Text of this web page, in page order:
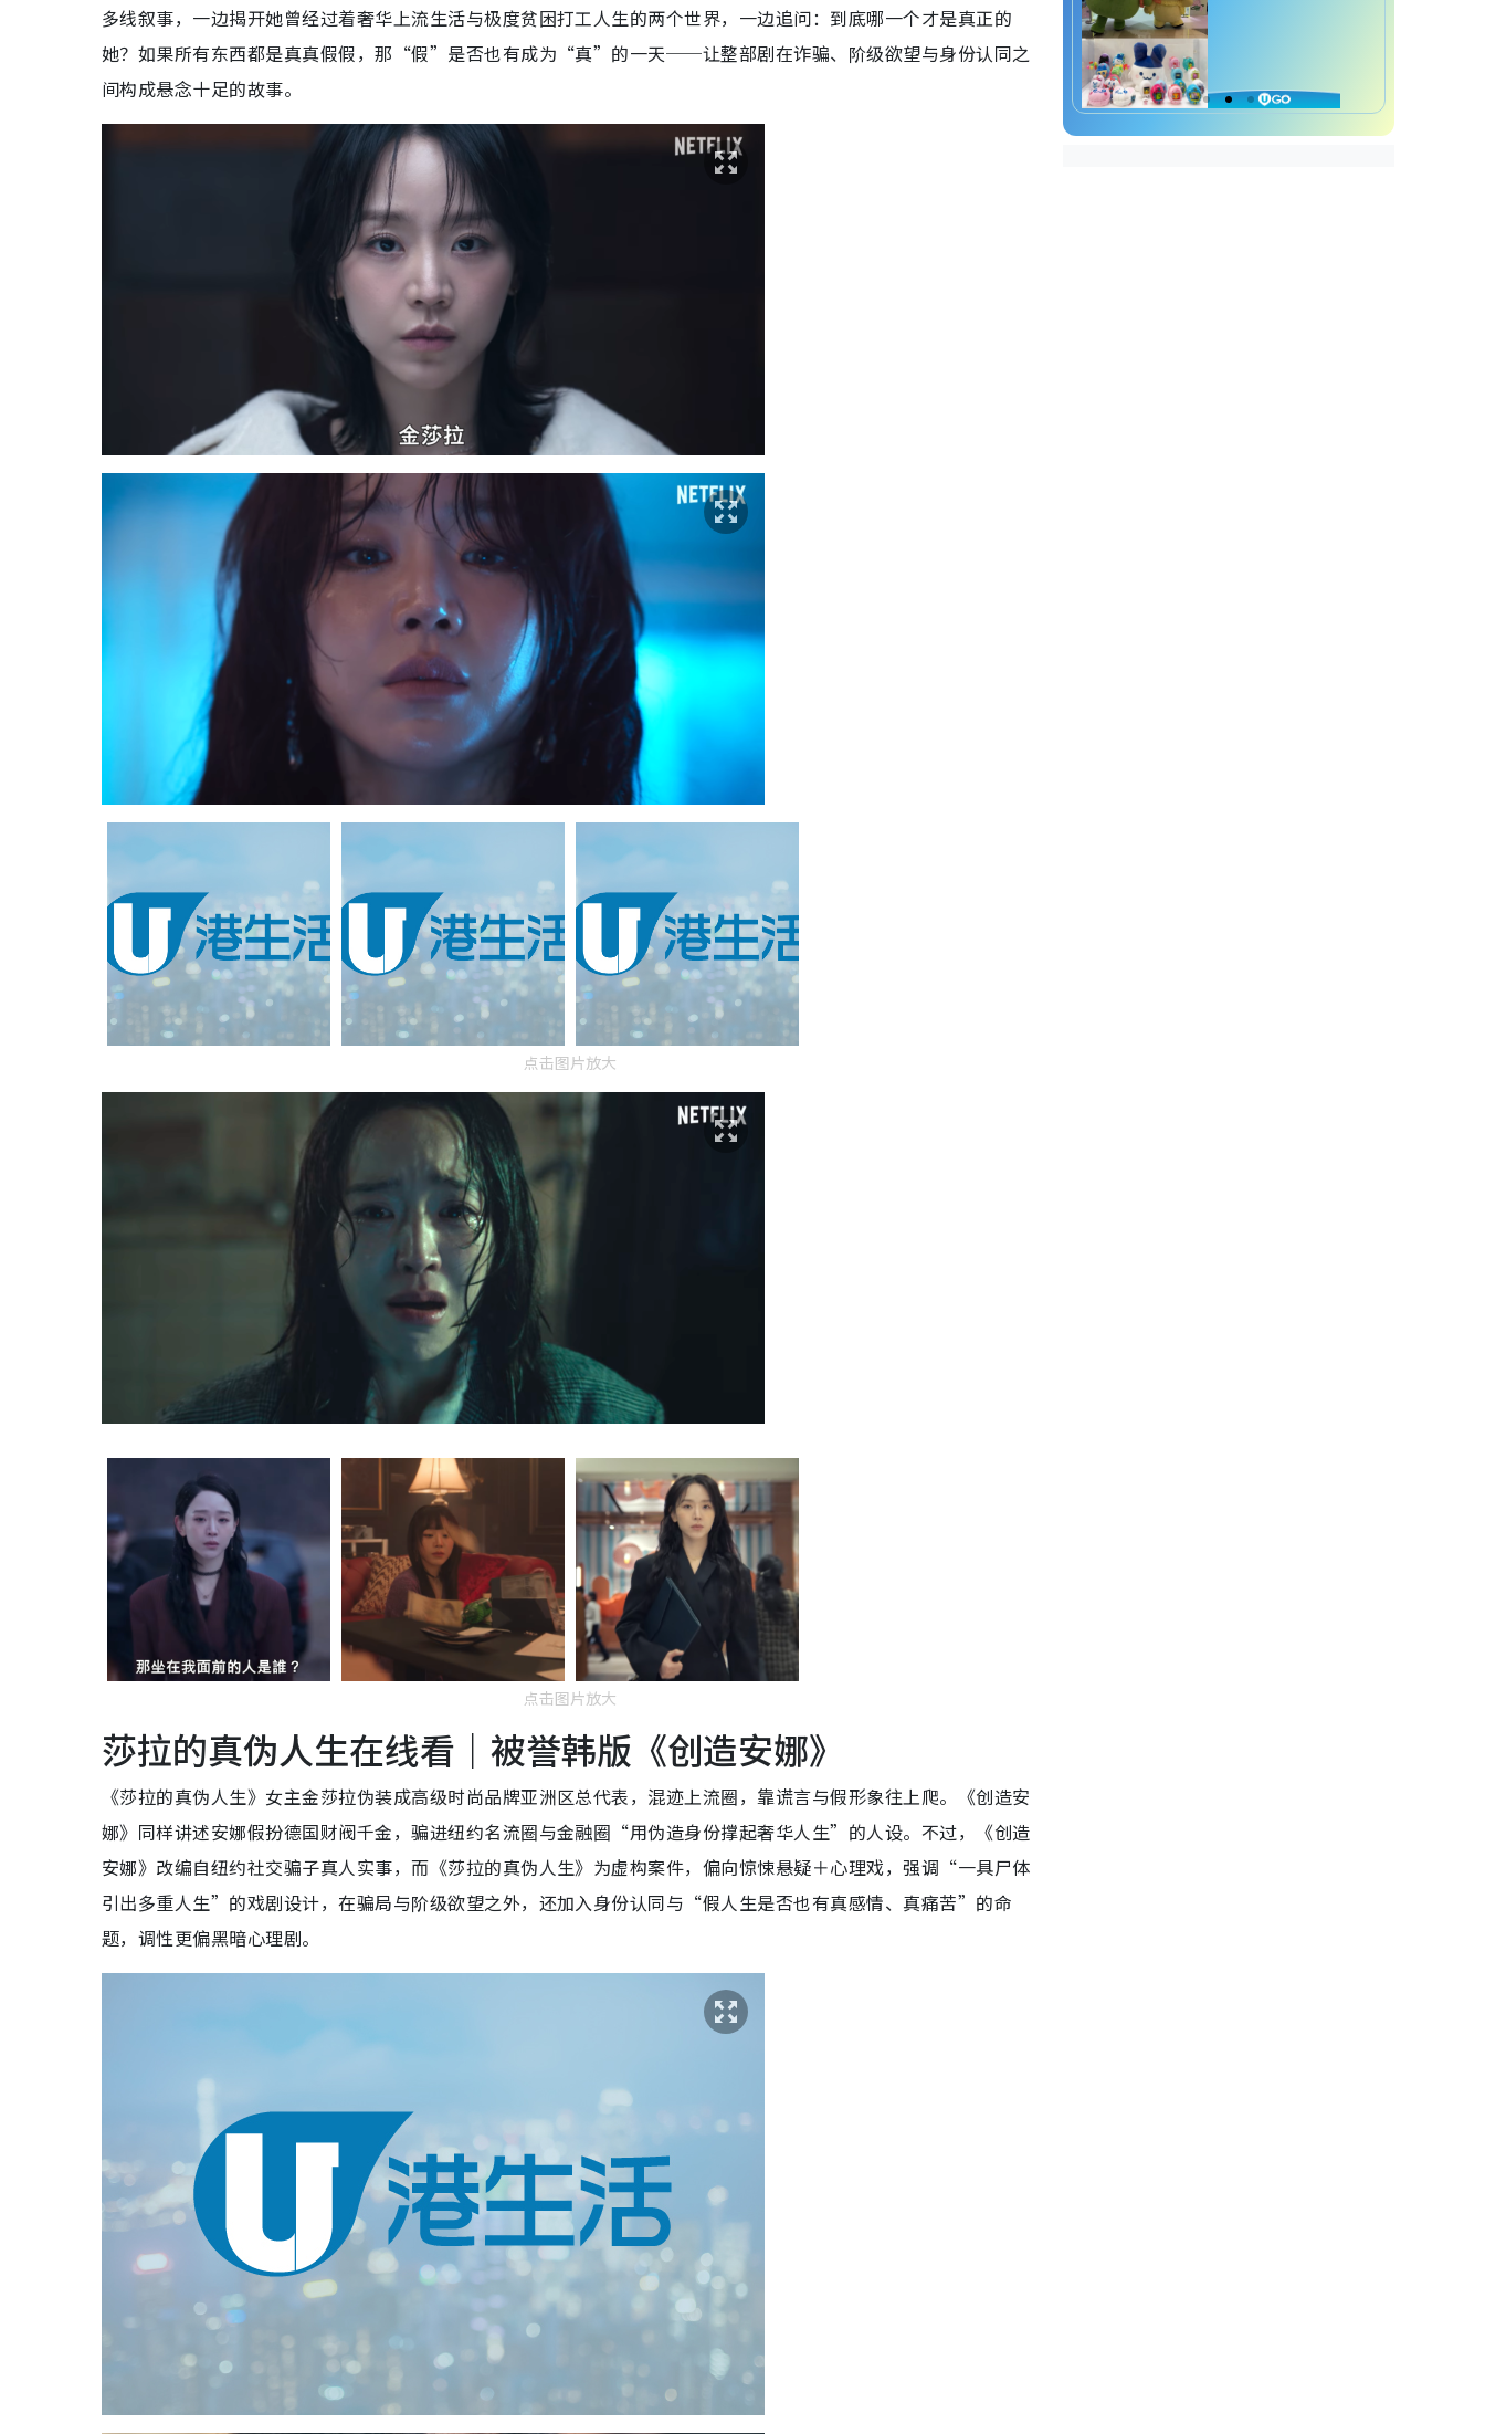
多线叙事，一边揭开她曾经过着奢华上流生活与极度贫困打工人生的两个世界，一边追问：到底哪一个才是真正的
她？如果所有东西都是真真假假，那“假”是否也有成为“真”的一天──让整部剧在诈骗、阶级欲望与身份认同之
间构成悬念十足的故事。
点击图片放大
点击图片放大
莎拉的真伪人生在线看｜被誉韩版《创造安娜》
《莎拉的真伪人生》女主金莎拉伪装成高级时尚品牌亚洲区总代表，混迹上流圈，靠谎言与假形象往上爬。《创造安
娜》同样讲述安娜假扮德国财阀千金，骗进纽约名流圈与金融圈“用伪造身份撑起奢华人生”的人设。不过，《创造
安娜》改编自纽约社交骗子真人实事，而《莎拉的真伪人生》为虚构案件，偏向惊悚悬疑＋心理戏，强调“一具尸体
引出多重人生”的戏剧设计，在骗局与阶级欲望之外，还加入身份认同与“假人生是否也有真感情、真痛苦”的命
题，调性更偏黑暗心理剧。